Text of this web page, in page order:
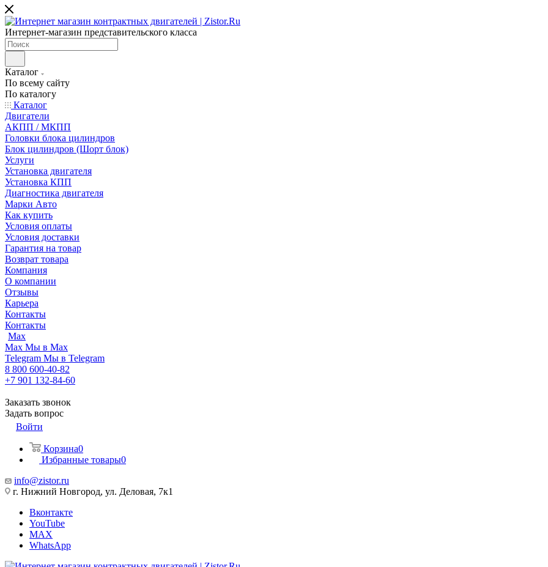
Интернет-магазин представительского класса
Каталог
По всему сайту
По каталогу
Каталог
Двигатели
АКПП / МКПП
Головки блока цилиндров
Блок цилиндров (Шорт блок)
Услуги
Установка двигателя
Установка КПП
Диагностика двигателя
Марки Авто
Как купить
Условия оплаты
Условия доставки
Гарантия на товар
Возврат товара
Компания
О компании
Отзывы
Карьера
Контакты
Контакты
Max
Max Мы в Max
Telegram Мы в Telegram
8 800 600-40-82
+7 901 132-84-60
Заказать звонок
Задать вопрос
Войти
Корзина0
Избранные товары0
info@zistor.ru
г. Нижний Новгород, ул. Деловая, 7к1
Вконтакте
YouTube
MAX
WhatsApp